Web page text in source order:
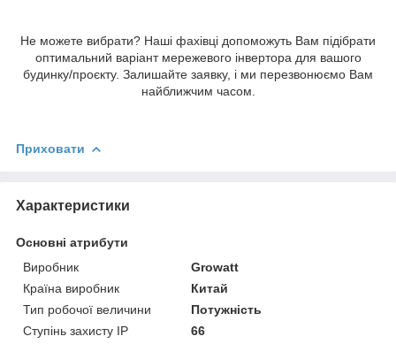
Не можете вибрати? Наші фахівці допоможуть Вам підібрати
оптимальний варіант мережевого інвертора для вашого
будинку/проєкту. Залишайте заявку, і ми перезвонюємо Вам
найближчим часом.
Приховати
Характеристики
Основні атрибути
Виробник
Growatt
Країна виробник
Китай
Тип робочої величини
Потужність
Ступінь захисту IP
66